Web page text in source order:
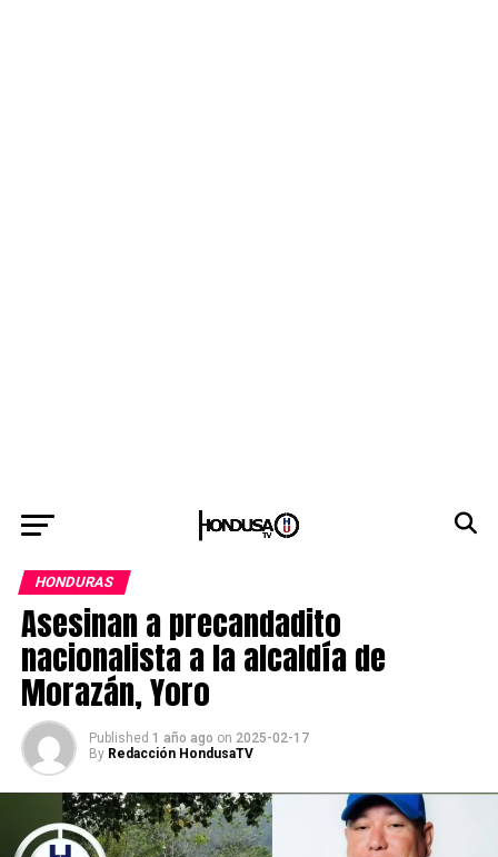
HONDURAS
Asesinan a precandadito
nacionalista a la alcaldía de
Morazán, Yoro
Published 1 año ago on 2025-02-17
By Redacción HondusaTV